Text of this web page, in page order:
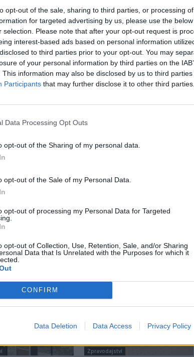
opt-out of the sale, sharing to third parties, or processing
for targeted advertising by us, please use the
selection. Please note that after your opt-out request is
interest-based ads based on personal information
to third parties prior to your opt-out. You may
of your personal information by third parties on the
This information may also be disclosed by us to third
Participants that may further disclose it to other third parties.
Data Processing Opt Outs
opt-out of the Sharing of my personal data.
opt-out of the Sale of my Personal Data.
opt-out of processing my Personal Data for Targeted
opt-out of Collection, Use, Retention, Sale, and/or Sharing
Data that Is Unrelated with the Purposes for which it
CONFIRM
Data Deletion Data Access Privacy Policy
Příbrami s kůrovcem, prodejem dřeva a vánočními
lesů Příbram František Chytka.
výsadba
Po propuštění z vězení se opil a hned kradl
Zpravodajství